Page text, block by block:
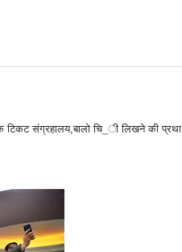
टिकट संग्रहालय,बालो चि_ी लिखने की प्रथा